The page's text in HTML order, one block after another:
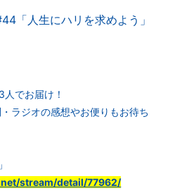
「人生にハリを求めよう」
でお届け！
ラジオの感想やお便りもお待ち
stream/detail/77962/